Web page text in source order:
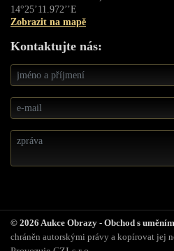
14°25’11.972’’E
Zobrazit na mapě
Kontaktujte nás:
© 2026 Aukce Obrazy - Obchod s uměním
chráněn autorskými právy a kopírovat jej